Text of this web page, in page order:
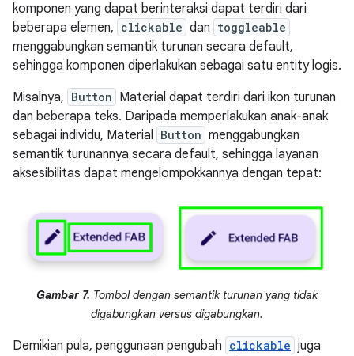
komponen yang dapat berinteraksi dapat terdiri dari
beberapa elemen, clickable dan toggleable
menggabungkan semantik turunan secara default,
sehingga komponen diperlakukan sebagai satu entity logis.
Misalnya, Button Material dapat terdiri dari ikon turunan
dan beberapa teks. Daripada memperlakukan anak-anak
sebagai individu, Material Button menggabungkan
semantik turunannya secara default, sehingga layanan
aksesibilitas dapat mengelompokkannya dengan tepat:
Gambar 7. Tombol dengan semantik turunan yang tidak
digabungkan versus digabungkan.
Demikian pula, penggunaan pengubah clickable juga